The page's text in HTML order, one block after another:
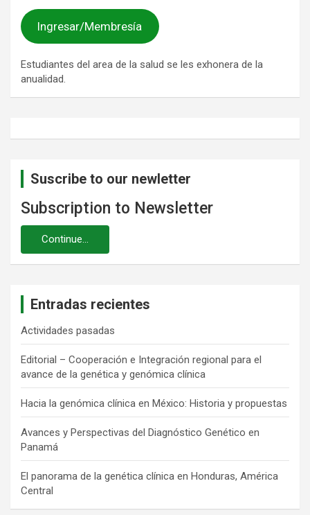
Ingresar/Membresía
Estudiantes del area de la salud se les exhonera de la
anualidad.
Suscribe to our newletter
Subscription to Newsletter
Entradas recientes
Actividades pasadas
Editorial – Cooperación e Integración regional para el
avance de la genética y genómica clínica
Hacia la genómica clínica en México: Historia y propuestas
Avances y Perspectivas del Diagnóstico Genético en
Panamá
El panorama de la genética clínica en Honduras, América
Central